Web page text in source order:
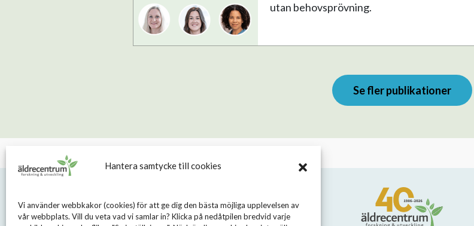
Hantera samtycke till cookies
Vi använder webbkakor (cookies) för att ge dig den bästa möjliga upplevelsen av
vår webbplats. Vill du veta vad vi samlar in? Klicka på nedåtpilen bredvid varje
utan behovsprövning.
Se fler publikationer